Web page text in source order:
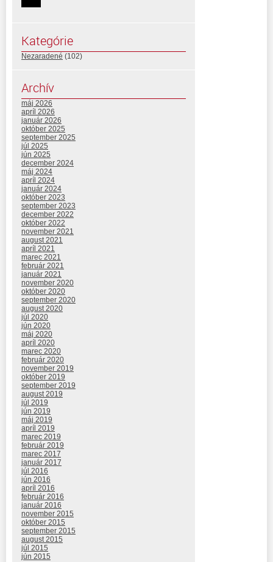
Kategórie
Nezaradené (102)
Archív
máj 2026
apríl 2026
január 2026
október 2025
september 2025
júl 2025
jún 2025
december 2024
máj 2024
apríl 2024
január 2024
október 2023
september 2023
december 2022
október 2022
november 2021
august 2021
apríl 2021
marec 2021
február 2021
január 2021
november 2020
október 2020
september 2020
august 2020
júl 2020
jún 2020
máj 2020
apríl 2020
marec 2020
február 2020
november 2019
október 2019
september 2019
august 2019
júl 2019
jún 2019
máj 2019
apríl 2019
marec 2019
február 2019
marec 2017
január 2017
júl 2016
jún 2016
apríl 2016
február 2016
január 2016
november 2015
október 2015
september 2015
august 2015
júl 2015
jún 2015